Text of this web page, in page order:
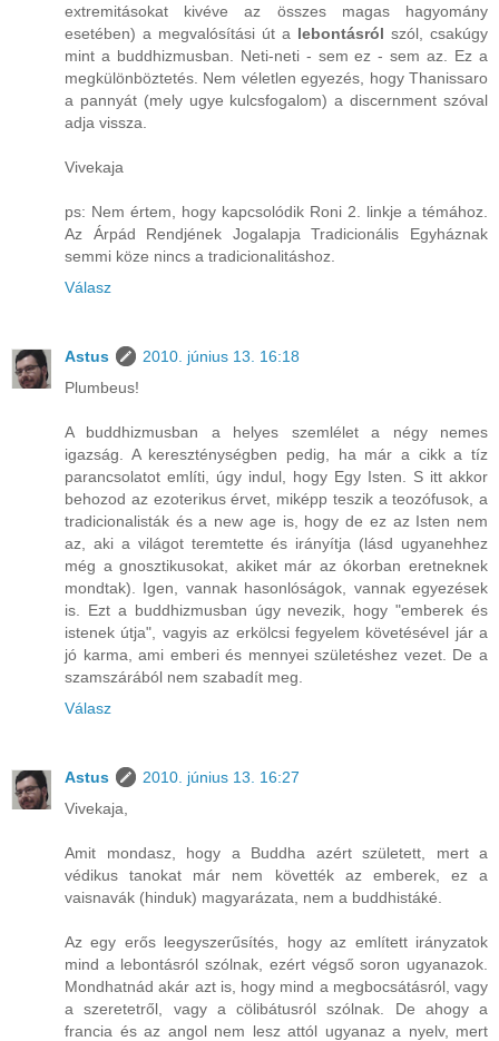
extremitásokat kivéve az összes magas hagyomány
esetében) a megvalósítási út a lebontásról szól, csakúgy
mint a buddhizmusban. Neti-neti - sem ez - sem az. Ez a
megkülönböztetés. Nem véletlen egyezés, hogy Thanissaro
a pannyát (mely ugye kulcsfogalom) a discernment szóval
adja vissza.
Vivekaja
ps: Nem értem, hogy kapcsolódik Roni 2. linkje a témához.
Az Árpád Rendjének Jogalapja Tradicionális Egyháznak
semmi köze nincs a tradicionalitáshoz.
Válasz
Astus
2010. június 13. 16:18
Plumbeus!
A buddhizmusban a helyes szemlélet a négy nemes
igazság. A kereszténységben pedig, ha már a cikk a tíz
parancsolatot említi, úgy indul, hogy Egy Isten. S itt akkor
behozod az ezoterikus érvet, miképp teszik a teozófusok, a
tradicionalisták és a new age is, hogy de ez az Isten nem
az, aki a világot teremtette és irányítja (lásd ugyanehhez
még a gnosztikusokat, akiket már az ókorban eretneknek
mondtak). Igen, vannak hasonlóságok, vannak egyezések
is. Ezt a buddhizmusban úgy nevezik, hogy "emberek és
istenek útja", vagyis az erkölcsi fegyelem követésével jár a
jó karma, ami emberi és mennyei születéshez vezet. De a
szamszárából nem szabadít meg.
Válasz
Astus
2010. június 13. 16:27
Vivekaja,
Amit mondasz, hogy a Buddha azért született, mert a
védikus tanokat már nem követték az emberek, ez a
vaisnavák (hinduk) magyarázata, nem a buddhistáké.
Az egy erős leegyszerűsítés, hogy az említett irányzatok
mind a lebontásról szólnak, ezért végső soron ugyanazok.
Mondhatnád akár azt is, hogy mind a megbocsátásról, vagy
a szeretetről, vagy a cölibátusról szólnak. De ahogy a
francia és az angol nem lesz attól ugyanaz a nyelv, mert